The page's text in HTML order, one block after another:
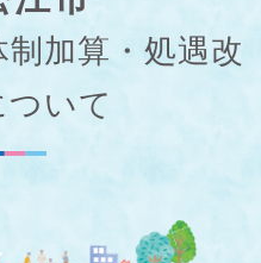
加算・処遇改
いて